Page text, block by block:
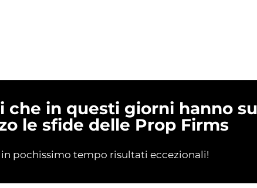
in questi giorni hanno
le sfide delle Prop Firms
pochissimo tempo risultati eccezionali!